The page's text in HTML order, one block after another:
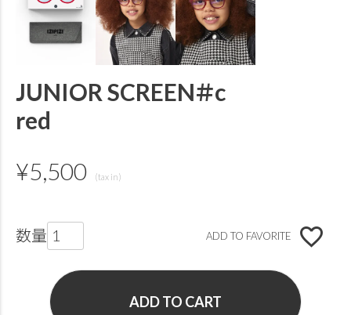
JUNIOR SCREEN＃c
red
¥5,500
ADD TO FAVORITE
ADD TO CART